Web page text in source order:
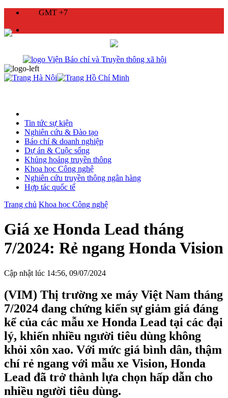
GMT +7
Tin tức sự kiện
Nghiên cứu & Đào tạo
Báo chí & doanh nghiệp
Dự án & Cuộc sống
Khủng hoảng truyền thông
Khoa học Công nghệ
Nghiên cứu truyền thông ngân hàng
Hợp tác quốc tế
Trang chủ Khoa học Công nghệ
Giá xe Honda Lead tháng
7/2024: Rẻ ngang Honda Vision
Cập nhật lúc 14:56, 09/07/2024
(VIM) Thị trường xe máy Việt Nam tháng
7/2024 đang chứng kiến sự giảm giá đáng
kể của các mẫu xe Honda Lead tại các đại
lý, khiến nhiều người tiêu dùng không
khỏi xôn xao. Với mức giá bình dân, thậm
chí rẻ ngang với mẫu xe Vision, Honda
Lead đã trở thành lựa chọn hấp dẫn cho
nhiều người tiêu dùng.